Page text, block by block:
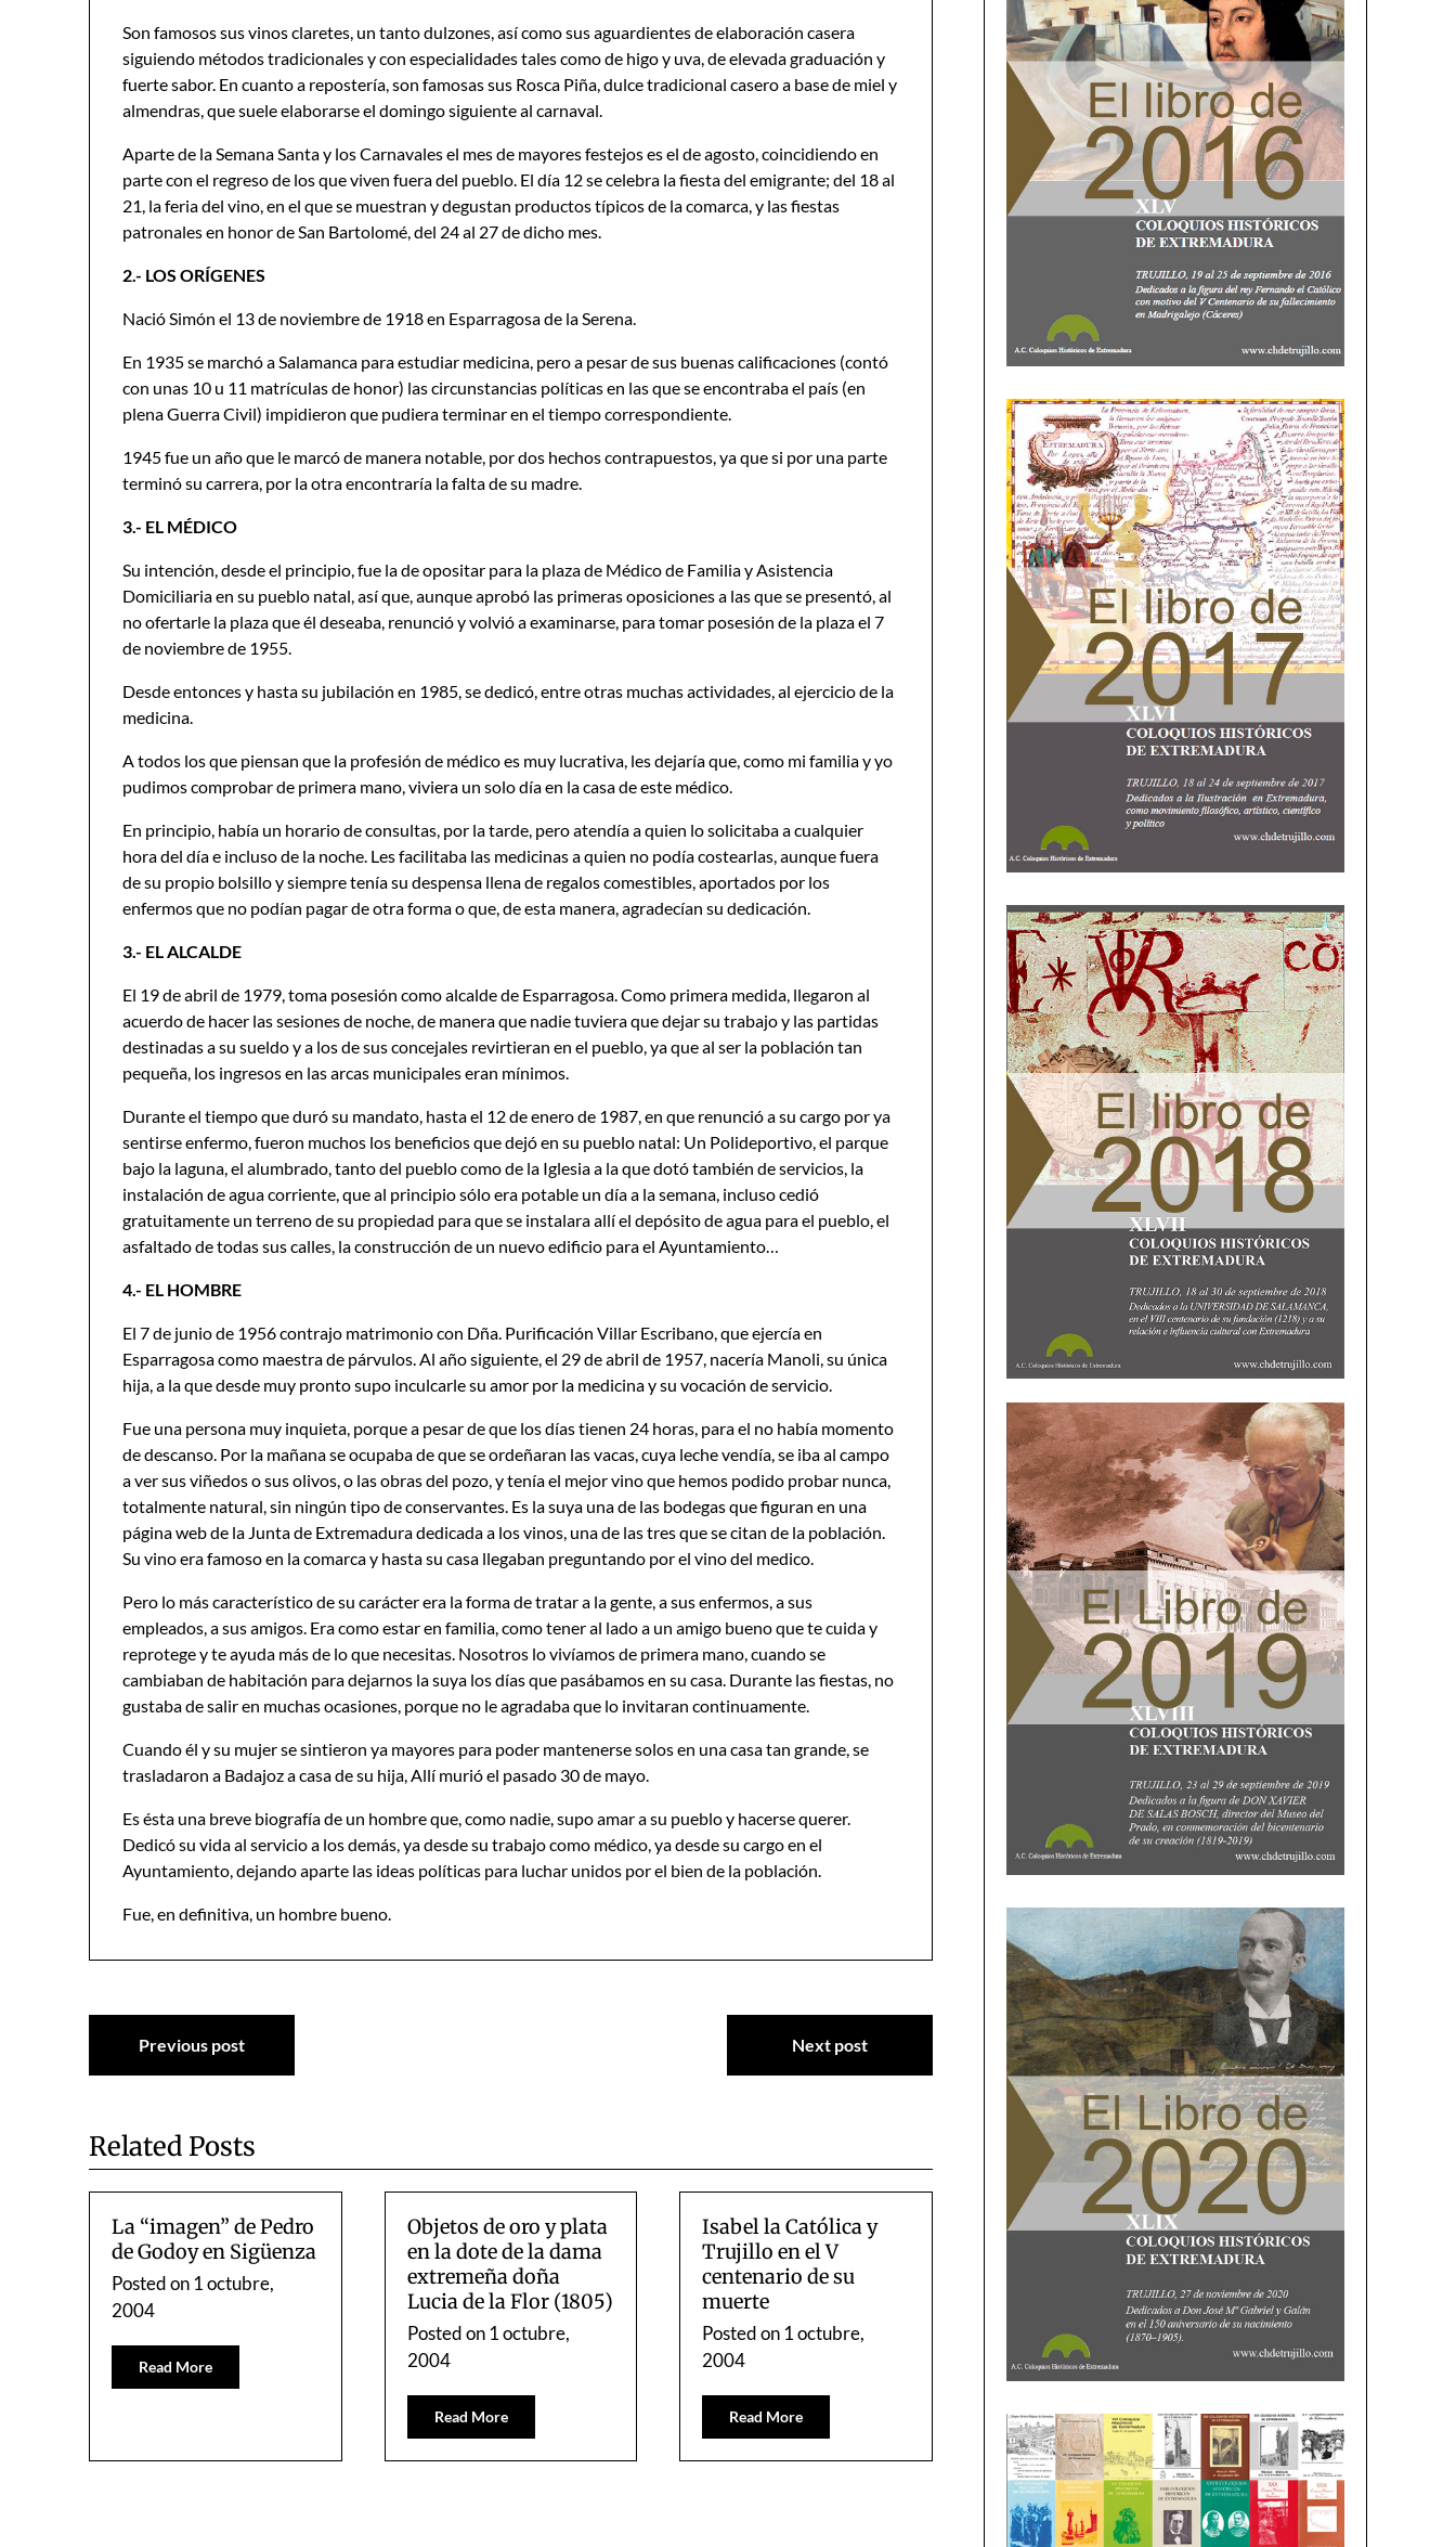
Son famosos sus vinos claretes, un tanto dulzones, así como sus aguardientes de elaboración casera
siguiendo métodos tradicionales y con especialidades tales como de higo y uva, de elevada graduación y
fuerte sabor. En cuanto a repostería, son famosas sus Rosca Piña, dulce tradicional casero a base de miel y
almendras, que suele elaborarse el domingo siguiente al carnaval.
Aparte de la Semana Santa y los Carnavales el mes de mayores festejos es el de agosto, coincidiendo en
parte con el regreso de los que viven fuera del pueblo. El día 12 se celebra la fiesta del emigrante; del 18 al
21, la feria del vino, en el que se muestran y degustan productos típicos de la comarca, y las fiestas
patronales en honor de San Bartolomé, del 24 al 27 de dicho mes.
2.- LOS ORÍGENES
Nació Simón el 13 de noviembre de 1918 en Esparragosa de la Serena.
En 1935 se marchó a Salamanca para estudiar medicina, pero a pesar de sus buenas calificaciones (contó
con unas 10 u 11 matrículas de honor) las circunstancias políticas en las que se encontraba el país (en
plena Guerra Civil) impidieron que pudiera terminar en el tiempo correspondiente.
1945 fue un año que le marcó de manera notable, por dos hechos contrapuestos, ya que si por una parte
terminó su carrera, por la otra encontraría la falta de su madre.
3.- EL MÉDICO
Su intención, desde el principio, fue la de opositar para la plaza de Médico de Familia y Asistencia
Domiciliaria en su pueblo natal, así que, aunque aprobó las primeras oposiciones a las que se presentó, al
no ofertarle la plaza que él deseaba, renunció y volvió a examinarse, para tomar posesión de la plaza el 7
de noviembre de 1955.
Desde entonces y hasta su jubilación en 1985, se dedicó, entre otras muchas actividades, al ejercicio de la
medicina.
A todos los que piensan que la profesión de médico es muy lucrativa, les dejaría que, como mi familia y yo
pudimos comprobar de primera mano, viviera un solo día en la casa de este médico.
En principio, había un horario de consultas, por la tarde, pero atendía a quien lo solicitaba a cualquier
hora del día e incluso de la noche. Les facilitaba las medicinas a quien no podía costearlas, aunque fuera
de su propio bolsillo y siempre tenía su despensa llena de regalos comestibles, aportados por los
enfermos que no podían pagar de otra forma o que, de esta manera, agradecían su dedicación.
3.- EL ALCALDE
El 19 de abril de 1979, toma posesión como alcalde de Esparragosa. Como primera medida, llegaron al
acuerdo de hacer las sesiones de noche, de manera que nadie tuviera que dejar su trabajo y las partidas
destinadas a su sueldo y a los de sus concejales revirtieran en el pueblo, ya que al ser la población tan
pequeña, los ingresos en las arcas municipales eran mínimos.
Durante el tiempo que duró su mandato, hasta el 12 de enero de 1987, en que renunció a su cargo por ya
sentirse enfermo, fueron muchos los beneficios que dejó en su pueblo natal: Un Polideportivo, el parque
bajo la laguna, el alumbrado, tanto del pueblo como de la Iglesia a la que dotó también de servicios, la
instalación de agua corriente, que al principio sólo era potable un día a la semana, incluso cedió
gratuitamente un terreno de su propiedad para que se instalara allí el depósito de agua para el pueblo, el
asfaltado de todas sus calles, la construcción de un nuevo edificio para el Ayuntamiento…
4.- EL HOMBRE
El 7 de junio de 1956 contrajo matrimonio con Dña. Purificación Villar Escribano, que ejercía en
Esparragosa como maestra de párvulos. Al año siguiente, el 29 de abril de 1957, nacería Manoli, su única
hija, a la que desde muy pronto supo inculcarle su amor por la medicina y su vocación de servicio.
Fue una persona muy inquieta, porque a pesar de que los días tienen 24 horas, para el no había momento
de descanso. Por la mañana se ocupaba de que se ordeñaran las vacas, cuya leche vendía, se iba al campo
a ver sus viñedos o sus olivos, o las obras del pozo, y tenía el mejor vino que hemos podido probar nunca,
totalmente natural, sin ningún tipo de conservantes. Es la suya una de las bodegas que figuran en una
página web de la Junta de Extremadura dedicada a los vinos, una de las tres que se citan de la población.
Su vino era famoso en la comarca y hasta su casa llegaban preguntando por el vino del medico.
Pero lo más característico de su carácter era la forma de tratar a la gente, a sus enfermos, a sus
empleados, a sus amigos. Era como estar en familia, como tener al lado a un amigo bueno que te cuida y
reprotege y te ayuda más de lo que necesitas. Nosotros lo vivíamos de primera mano, cuando se
cambiaban de habitación para dejarnos la suya los días que pasábamos en su casa. Durante las fiestas, no
gustaba de salir en muchas ocasiones, porque no le agradaba que lo invitaran continuamente.
Cuando él y su mujer se sintieron ya mayores para poder mantenerse solos en una casa tan grande, se
trasladaron a Badajoz a casa de su hija, Allí murió el pasado 30 de mayo.
Es ésta una breve biografía de un hombre que, como nadie, supo amar a su pueblo y hacerse querer.
Dedicó su vida al servicio a los demás, ya desde su trabajo como médico, ya desde su cargo en el
Ayuntamiento, dejando aparte las ideas políticas para luchar unidos por el bien de la población.
Fue, en definitiva, un hombre bueno.
Navegación
de
entradas
Previous post Next post
Related Posts
La “imagen” de Pedro
de Godoy en Sigüenza
Posted on1 octubre,
2004
Read More
Objetos de oro y plata
en la dote de la dama
extremeña doña
Lucia de la Flor (1805)
Posted on1 octubre,
2004
Read More
Isabel la Católica y
Trujillo en el V
centenario de su
muerte
Posted on1 octubre,
2004
Read More